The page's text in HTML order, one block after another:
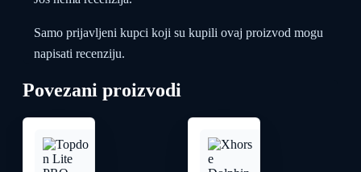
Samo prijavljeni kupci koji su kupili ovaj proizvod mogu
napisati recenziju.
Povezani proizvodi